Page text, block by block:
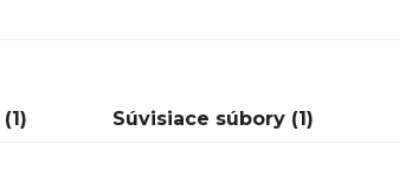
Súvisiace súbory (1)